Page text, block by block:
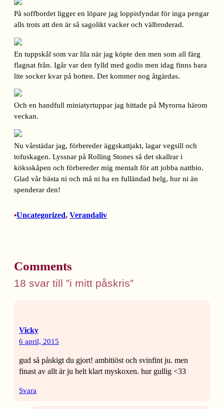
På soffbordet ligger en löpare jag loppisfyndat för inga pengar
alls trots att den är så sagolikt vacker och välbroderad.
En tuppskål som var lila när jag köpte den men som all färg
flagnat från. Igår var den fylld med godis men idag finns bara
lite socker kvar på botten. Det kommer nog åtgärdas.
Och en handfull miniatyrtuppar jag hittade på Myrorna härom
veckan.
Nu vårstädar jag, förbereder äggskattjakt, lagar vegsill och
tofuskagen. Lyssnar på Rolling Stones så det skallrar i
köksskåpen och förbereder mig mentalt för att jobba nattbio.
Glad vår bästa ni och må ni ha en fulländad helg, hur ni än
spenderar den!
•Uncategorized, Verandaliv
Comments
18 svar till ”i mitt påskris”
Vicky
6 april, 2015
gud så påskigt du gjort! ambitiöst och svinfint ju. men
finast av allt är ju helt klart myskoxen. hur gullig <33
Svara